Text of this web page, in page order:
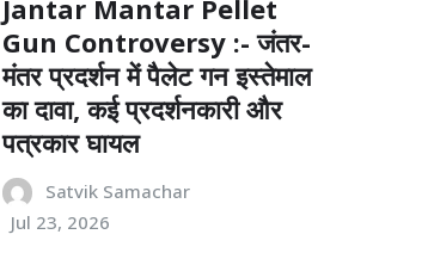
Jantar Mantar Pellet
Gun Controversy :- जंतर-
मंतर प्रदर्शन में पैलेट गन इस्तेमाल
का दावा, कई प्रदर्शनकारी और
पत्रकार घायल
Satvik Samachar
Jul 23, 2026